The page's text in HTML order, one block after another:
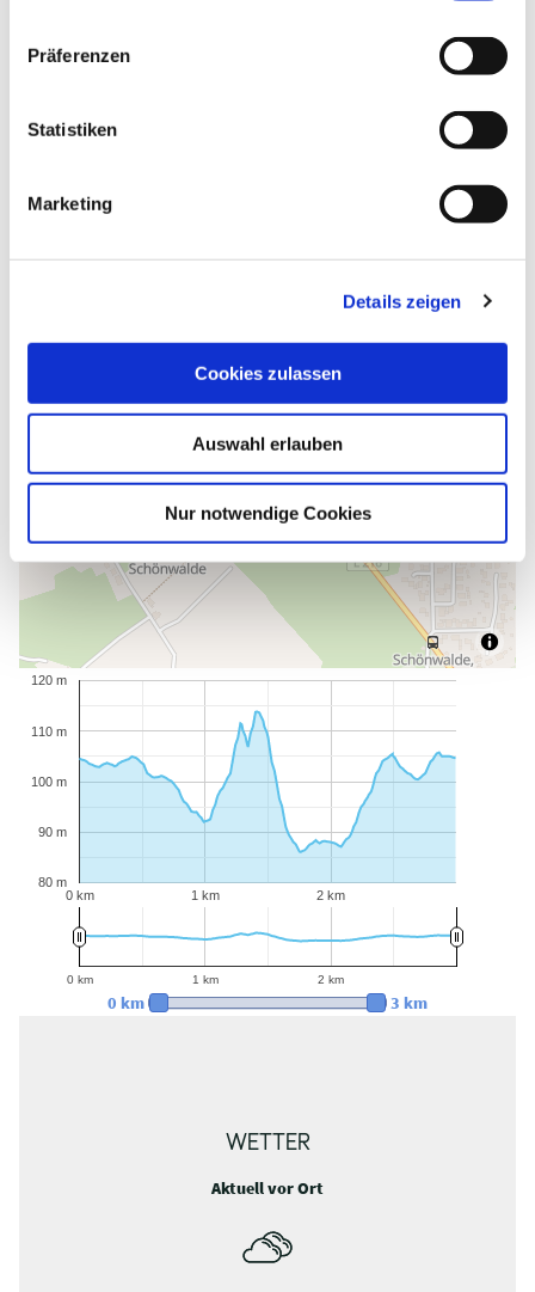
Präferenzen
Statistiken
Marketing
Details zeigen
Cookies zulassen
Auswahl erlauben
Nur notwendige Cookies
0 km 1 km 2 km
80 m
90 m
100 m
110 m
120 m
0 km 1 km 2 km
0 km 3 km
WETTER
Aktuell vor Ort